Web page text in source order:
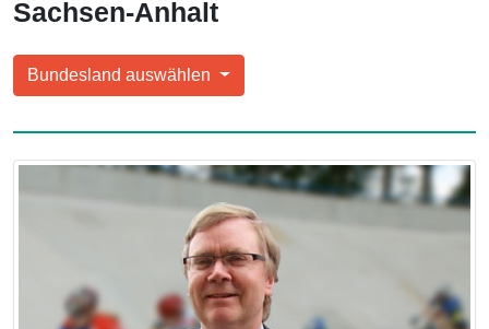
Sachsen-Anhalt
Bundesland auswählen